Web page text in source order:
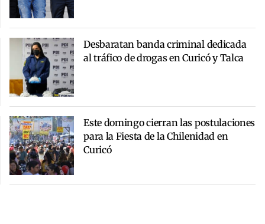
Desbaratan banda criminal dedicada
al tráfico de drogas en Curicó y Talca
Este domingo cierran las postulaciones
para la Fiesta de la Chilenidad en
Curicó